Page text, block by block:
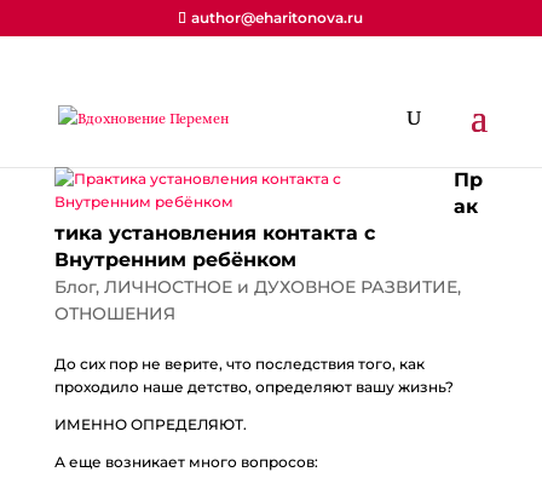
author@eharitonova.ru
Пр
ак
тика установления контакта с
Внутренним ребёнком
Блог, ЛИЧНОСТНОЕ и ДУХОВНОЕ РАЗВИТИЕ,
ОТНОШЕНИЯ
До сих пор не верите, что последствия того, как
проходило наше детство, определяют вашу жизнь?
ИМЕННО ОПРЕДЕЛЯЮТ.
А еще возникает много вопросов: